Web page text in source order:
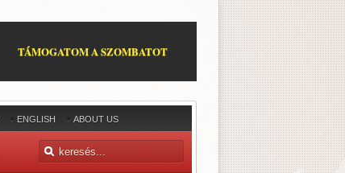
TÁMOGATOM A SZOMBATOT
ENGLISH ABOUT US